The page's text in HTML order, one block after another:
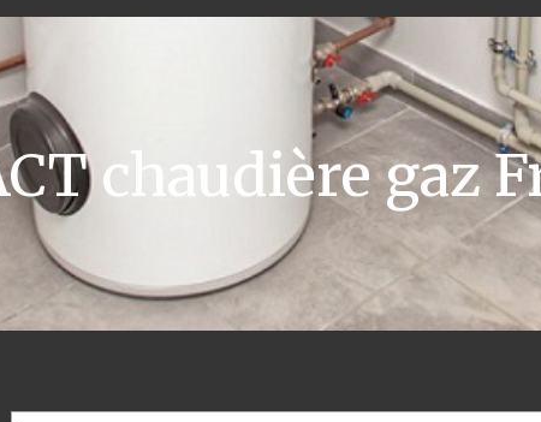
chaudière gaz